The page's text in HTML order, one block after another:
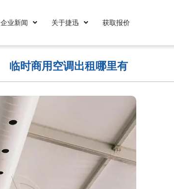
企业新闻 关于捷迅 获取报价
临时商用空调出租哪里有